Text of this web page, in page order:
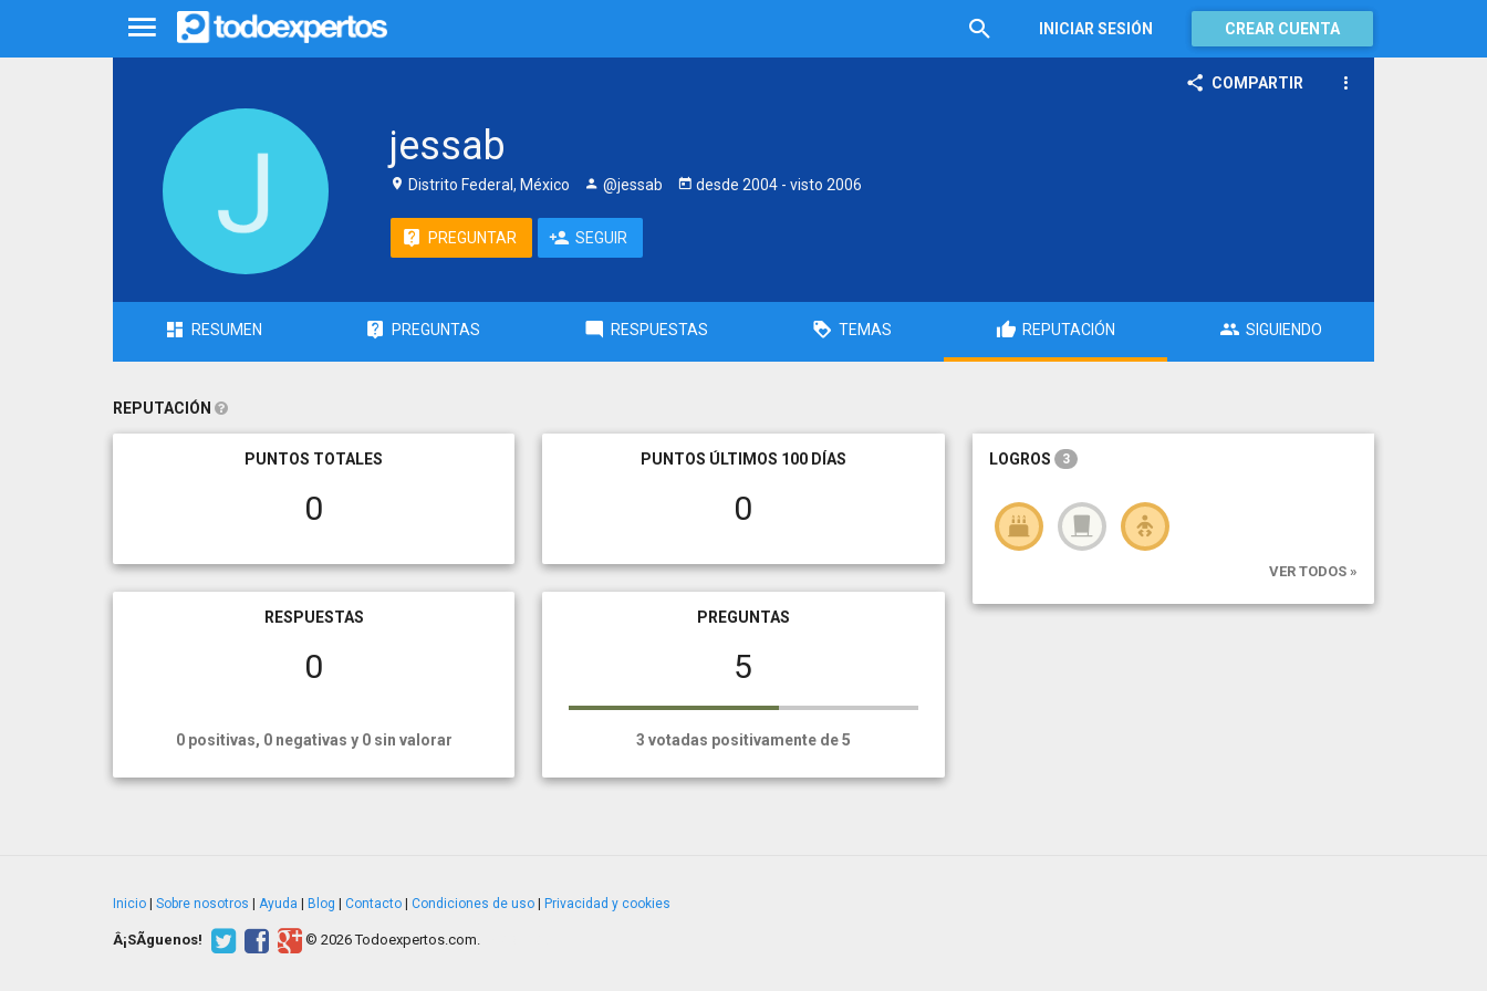
INICIAR SESIÓN CREAR CUENTA
COMPARTIR
jessab
Distrito Federal, México @jessab desde 2004 - visto 2006
PREGUNTAR SEGUIR
RESUMEN PREGUNTAS RESPUESTAS TEMAS REPUTACIÓN SIGUIENDO
REPUTACIÓN
PUNTOS TOTALES
0
RESPUESTAS
0
0 positivas, 0 negativas y 0 sin valorar
PUNTOS ÚLTIMOS 100 DÍAS
0
PREGUNTAS
5
3 votadas positivamente de 5
LOGROS 3
VER TODOS »
Inicio Sobre nosotros Ayuda Blog Contacto Condiciones de uso Privacidad y cookies
Â¡SÃ­guenos! © 2026 Todoexpertos.com.